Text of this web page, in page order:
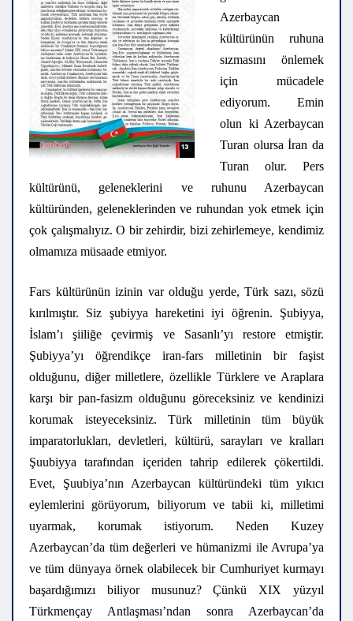
Azerbaycan
kültürünün ruhuna
sızmasını önlemek
için mücadele
ediyorum. Emin
olun ki Azerbaycan
Turan olursa İran da
Turan olur. Pers
kültürünü, geleneklerini ve ruhunu Azerbaycan
kültüründen, geleneklerinden ve ruhundan yok etmek için
çok çalışmalıyız. O bir zehirdir, bizi zehirlemeye, kendimiz
olmamıza müsaade etmiyor.
Fars kültürünün izinin var olduğu yerde, Türk sazı, sözü
kırılmıştır. Siz şubiyya hareketini iyi öğrenin. Şubiyya,
İslam’ı şiiliğe çevirmiş ve Sasanlı’yı restore etmiştir.
Şubiyya’yı öğrendikçe iran-fars milletinin bir faşist
olduğunu, diğer milletlere, özellikle Türklere ve Araplara
karşı bir pan-fasizm olduğunu göreceksiniz ve kendinizi
korumak isteyeceksiniz. Türk milletinin tüm büyük
imparatorlukları, devletleri, kültürü, sarayları ve kralları
Şuubiyya tarafından içeriden tahrip edilerek çökertildi.
Evet, Şuubiya’nın Azerbaycan kültüründeki tüm yıkıcı
eylemlerini görüyorum, biliyorum ve tabii ki, milletimi
uyarmak, korumak istiyorum. Neden Kuzey
Azerbaycan’da tüm değerleri ve hümanizmi ile Avrupa’ya
ve tüm dünyaya örnek olabilecek bir Cumhuriyet kurmayı
başardığımızı biliyor musunuz? Çünkü XIX yüzyıl
Türkmençay Antlaşması’ndan sonra Azerbaycan’da